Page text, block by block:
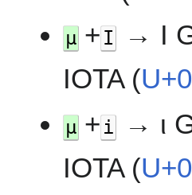
µ +I
→ Ι
IOTA (
µ +i
→ ι
IOTA (